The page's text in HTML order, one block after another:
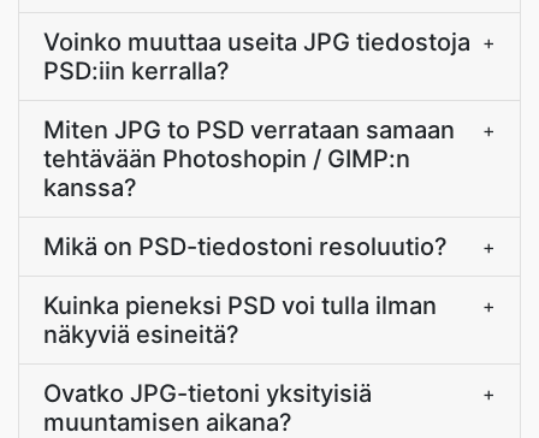
Voinko muuttaa useita JPG tiedostoja
PSD:iin kerralla?
+
Miten JPG to PSD verrataan samaan
tehtävään Photoshopin / GIMP:n
kanssa?
+
Mikä on PSD-tiedostoni resoluutio? +
Kuinka pieneksi PSD voi tulla ilman
näkyviä esineitä?
+
Ovatko JPG-tietoni yksityisiä
muuntamisen aikana?
+